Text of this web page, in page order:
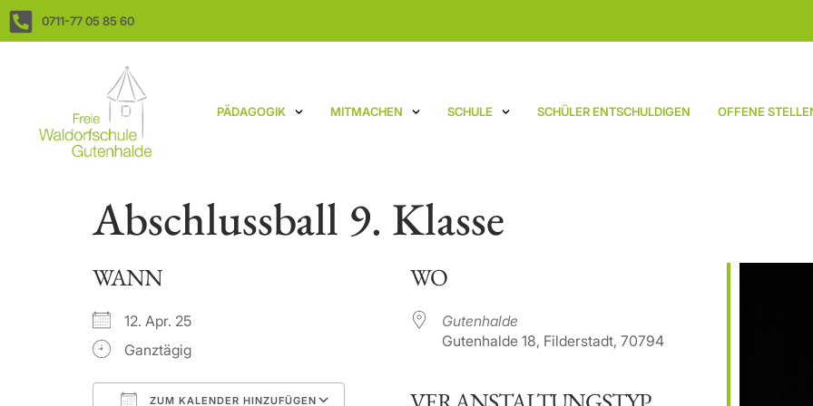
0711-77 05 85 60
PÄDAGOGIK MITMACHEN SCHULE SCHÜLER ENTSCHULDIGEN OFFENE
Abschlussball 9. Klasse
WANN
12. Apr. 25
Ganztägig
ZUM KALENDER HINZUFÜGEN
WO
Gutenhalde
Gutenhalde 18, Filderstadt, 70794